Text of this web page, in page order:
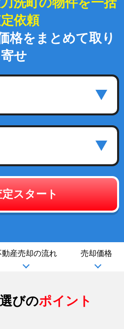
依頼
格をまとめて取り
寄せ
定スタート
動産売却の流れ 売却価格
びのポイント